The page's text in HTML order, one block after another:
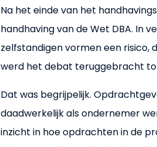
Na het einde van het
handhaving van de Wet DBA. In
zelfstandigen vormen een risico,
werd het debat teruggebracht
Dat was begrijpelijk.
daadwerkelijk als ondernemer
inzicht in hoe opdrachten in de